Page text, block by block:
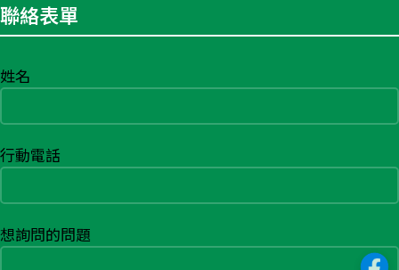
聯絡表單
姓名
行動電話
想詢問的問題